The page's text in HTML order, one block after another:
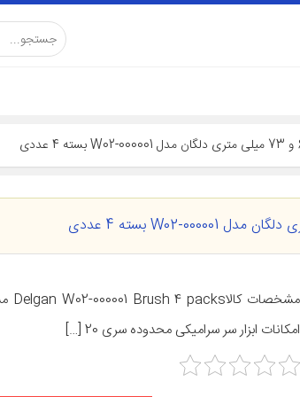
امکانات ابزار سر سرامیکی محدوده سری 20 […]